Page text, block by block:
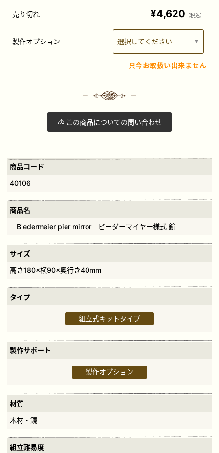
売り切れ ¥4,620 （税込）
製作オプション
只今お取扱い出来ません
この商品についての問い合わせ
商品コード
40106
商品名
Biedermeier pier mirror ビーダーマイヤー様式 鏡
サイズ
高さ180×横90×奥行き40mm
タイプ
組立式キットタイプ
製作サポート
製作オプション
材質
木材・鏡
組立難易度